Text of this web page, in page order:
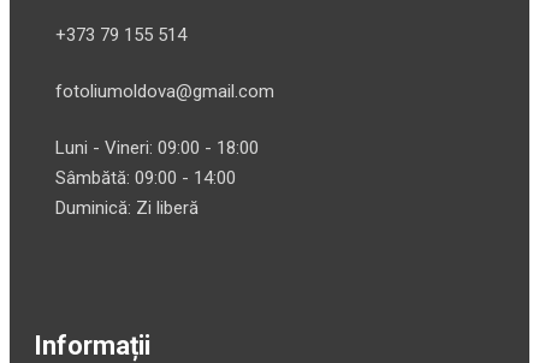
+373 79 155 514
fotoliumoldova@gmail.com
Luni - Vineri: 09:00 - 18:00
Sâmbătă: 09:00 - 14:00
Duminică: Zi liberă
Informații